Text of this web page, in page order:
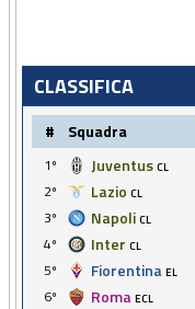
CLASSIFICA
# Squadra
1º Juventus CL
2º
Lazio CL
3º
Napoli CL
4º
Inter CL
5º
Fiorentina EL
6º
Roma ECL